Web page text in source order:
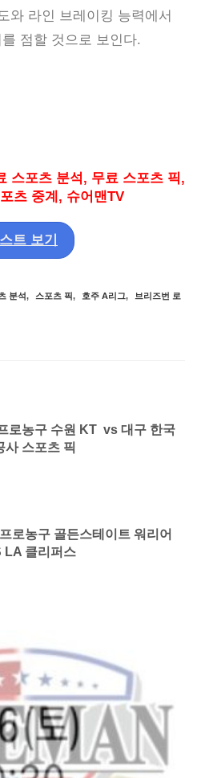
와 라인 브레이킹 능력에서
점할 것으로 보인다.
스포츠 분석, 무료 스포츠 픽,
츠 중계 , 슈어맨TV
트 보기
분석, 스포츠 픽, 호주 A리그, 브리즈번 로
로농구 수원 KT vs 대구 한국
사 스포츠 픽
로농구 골든스테이트 워리어
LA 클리퍼스